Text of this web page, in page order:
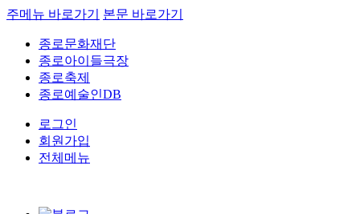
주메뉴 바로가기 본문 바로가기
종로문화재단
종로아이들극장
종로축제
종로예술인DB
로그인
회원가입
전체메뉴